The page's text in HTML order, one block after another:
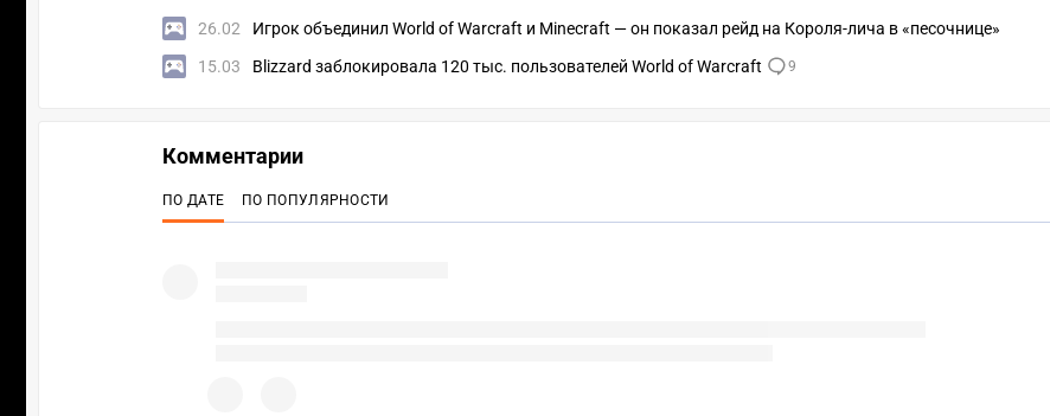
26.02
Игрок объединил World of Warcraft и Minecraft — он показал рейд на Короля-лича в «песочнице»
15.03
Blizzard заблокировала 120 тыс. пользователей World of Warcraft 9
Комментарии
ПО ДАТЕ ПО ПОПУЛЯРНОСТИ